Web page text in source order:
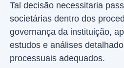
Tal decisão necessitaria
societárias dentro dos
governança da instituição,
estudos e análises
processuais adequados.